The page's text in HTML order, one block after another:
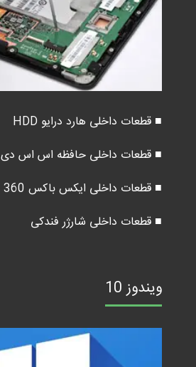
■ قطعات داخلی هارد درایو HDD
■ قطعات داخلی حافظه اس اس دی
■ قطعات داخلی ایکس باکس 360
■ قطعات داخلی شارژر فندکی
ویندوز 10